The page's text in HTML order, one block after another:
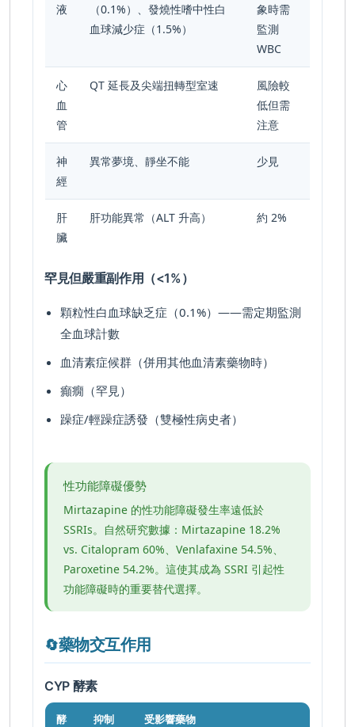
液
（0.1%）、發燒性嗜中性白
血球減少症（1.5%）
象時需
監測
WBC
心
血
管
QT 延長及尖端扭轉型室速
風險較
低但需
注意
神
經
異常夢境、靜坐不能 少見
肝
臟
肝功能異常（ALT 升高） 約 2%
罕見但嚴重副作用（<1%）
顆粒性白血球缺乏症（0.1%）——需定期監測
全血球計數
血清素症候群（併用其他血清素藥物時）
癲癇（罕見）
躁症/輕躁症誘發（雙極性病史者）
性功能障礙優勢
Mirtazapine 的性功能障礙發生率遠低於
SSRIs。自然研究數據：Mirtazapine 18.2%
vs. Citalopram 60%、Venlafaxine 54.5%、
Paroxetine 54.2%。這使其成為 SSRI 引起性
功能障礙時的重要替代選擇。
🔄藥物交互作用
CYP 酵素
酵
抑制
受影響藥物